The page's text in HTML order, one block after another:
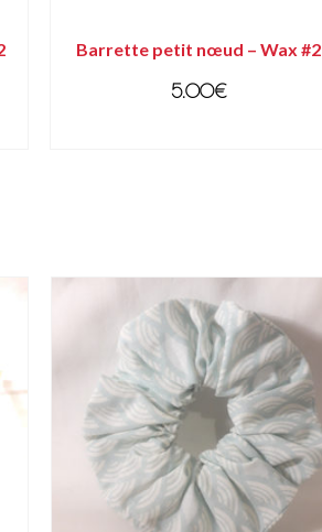
Barrette petit nœud – Wax #2
5.00€